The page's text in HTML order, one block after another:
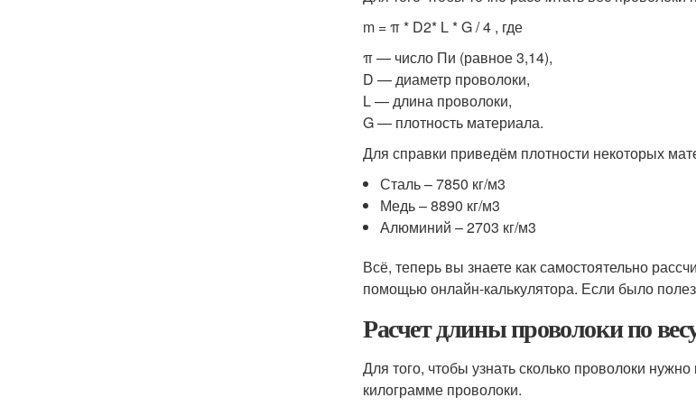
m = π * D2* L * G / 4 , где
π — число Пи (равное 3,14),
D — диаметр проволоки,
L — длина проволоки,
G — плотность материала.
Для справки приведём плотности некоторых
Сталь – 7850 кг/м3
Медь – 8890 кг/м3
Алюминий – 2703 кг/м3
Всё, теперь вы знаете как самостоятельно
помощью онлайн-калькулятора. Если было
Расчет длины проволоки по
Для того, чтобы узнать сколько проволоки
килограмме проволоки.